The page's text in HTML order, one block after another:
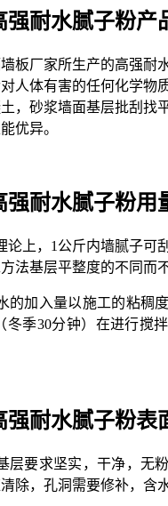
强耐水腻子粉产
板厂家所生产的高强耐
人体有害的任何化学物
，砂浆墙面基层批刮找
优异。
强耐水腻子粉用
论上， 1公斤内墙腻子可
法基层平整度的不同而不
的加入量以施工的粘稠
冬季30分钟）在进行搅
强耐水腻子粉表
层要求坚实 ，干净，无
除，孔洞需要修补，含